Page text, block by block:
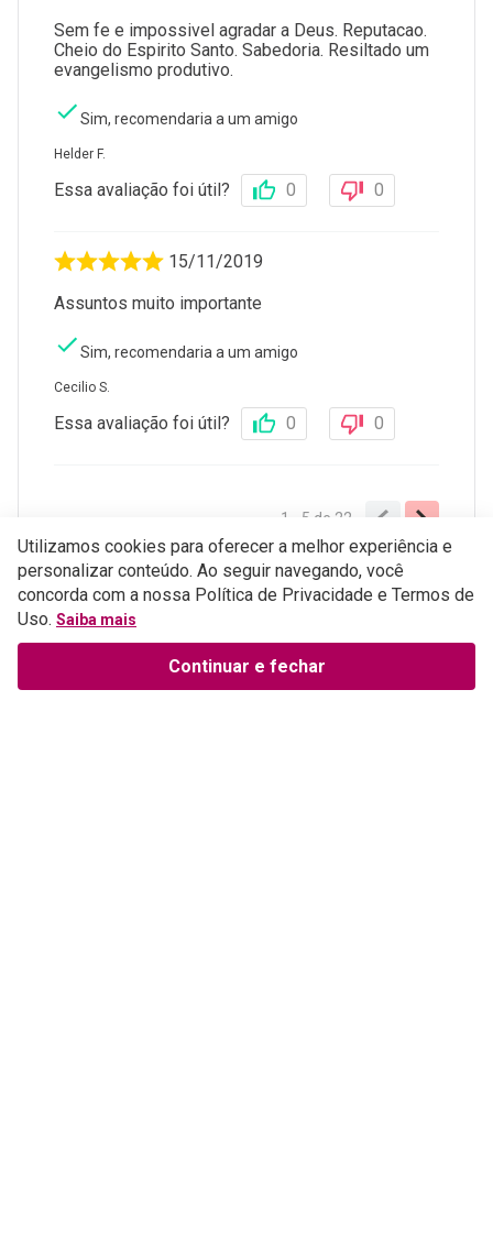
Sem fe e impossivel agradar a Deus. Reputacao.
Cheio do Espirito Santo. Sabedoria. Resiltado um
evangelismo produtivo.
Sim, recomendaria a um amigo
Helder F.
Essa avaliação foi útil? 0 0
15/11/2019
Assuntos muito importante
Sim, recomendaria a um amigo
Cecilio S.
Essa avaliação foi útil? 0 0
1 - 5 de 22
Perguntas e respostas
ESCREVER AVALIAÇÃO
Utilizamos cookies para oferecer a melhor experiência e
personalizar conteúdo. Ao seguir navegando, você
concorda com a nossa Política de Privacidade e Termos de
Uso. Saiba mais
Continuar e fechar